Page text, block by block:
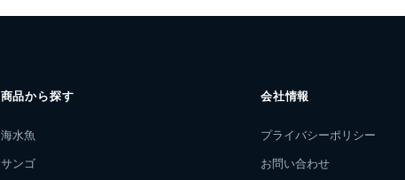
商品から探す
海水魚
サンゴ
会社情報
プライバシーポリシー
お問い合わせ